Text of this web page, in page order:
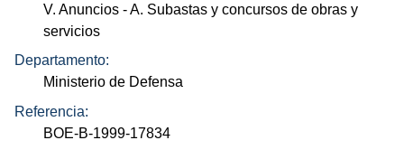
V. Anuncios - A. Subastas y concursos de obras y
servicios
Departamento:
Ministerio de Defensa
Referencia:
BOE-B-1999-17834